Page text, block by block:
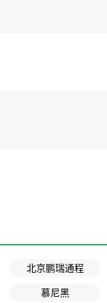
北京鹏瑞通程
慕尼黑